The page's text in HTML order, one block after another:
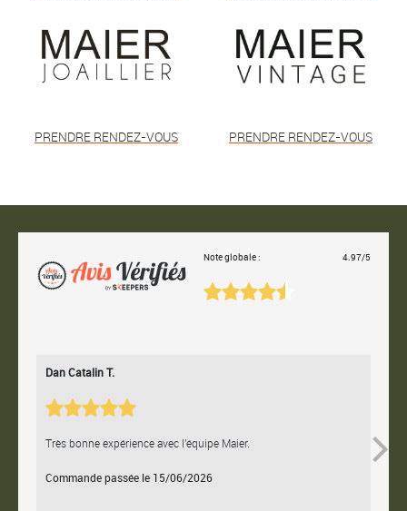
PRENDRE RENDEZ-VOUS PRENDRE RENDEZ-VOUS
Note globale : 4.97/5
Dan Catalin T.
Très bonne expérience avec l'équipe Maier.
Commande passée le 15/06/2026